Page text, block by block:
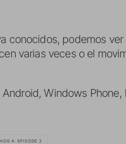
conocidos, podemos ver
varias veces o el
Windows Phone,
4: EPISODE 2